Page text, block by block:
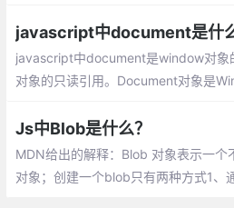
ey数字啊，表达式啊等等
javascript中document是什
javascript中document是window对象
对象的只读引用。Document对象是
Js中Blob是什么？
MDN给出的解释：Blob 对象表示一个
对象；创建一个blob只有两种方式1